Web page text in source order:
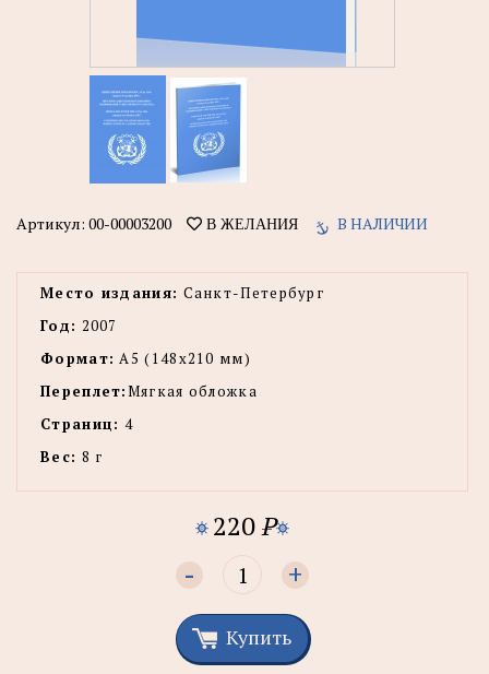
Артикул: 00-00003200 В ЖЕЛАНИЯ В НАЛИЧИИ
Место издания: Санкт-Петербург
Год: 2007
Формат: А5 (148x210 мм)
Переплет:Мягкая обложка
Страниц: 4
Вес: 8 г
220P
- +
Купить